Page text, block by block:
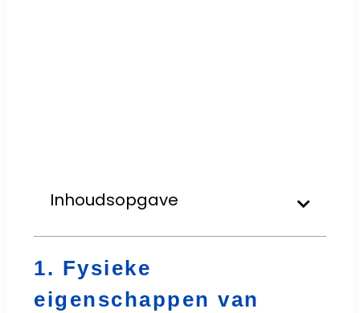
Inhoudsopgave
1. Fysieke
eigenschappen van